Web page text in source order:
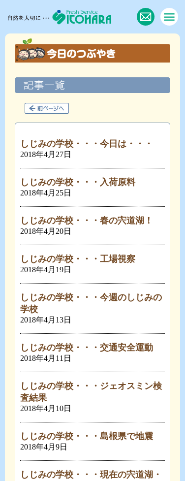
しじみの学校・・・今日は・・・
2018年4月27日
しじみの学校・・・入荷原料
2018年4月25日
しじみの学校・・・春の宍道湖！
2018年4月20日
しじみの学校・・・工場視察
2018年4月19日
しじみの学校・・・今週のしじみの
学校
2018年4月13日
しじみの学校・・・交通安全運動
2018年4月11日
しじみの学校・・・ジェオスミン検
査結果
2018年4月10日
しじみの学校・・・島根県で地震
2018年4月9日
しじみの学校・・・現在の宍道湖・